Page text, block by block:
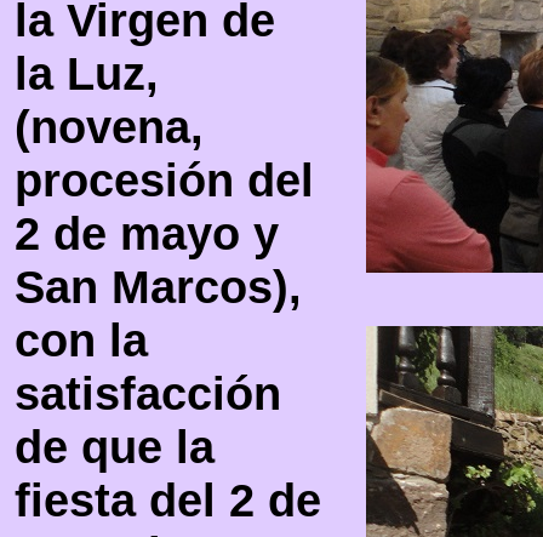
la Virgen de
la Luz,
(novena,
procesión del
2 de mayo y
San Marcos),
con la
satisfacción
de que la
fiesta del 2 de